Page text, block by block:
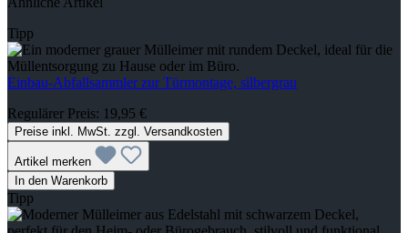
Tipp
Einbau-Abfallsammler zur Türmontage, silbergrau
Regulärer Preis: 19,95 €
Preise inkl. MwSt. zzgl. Versandkosten
Artikel merken
In den Warenkorb
Tipp